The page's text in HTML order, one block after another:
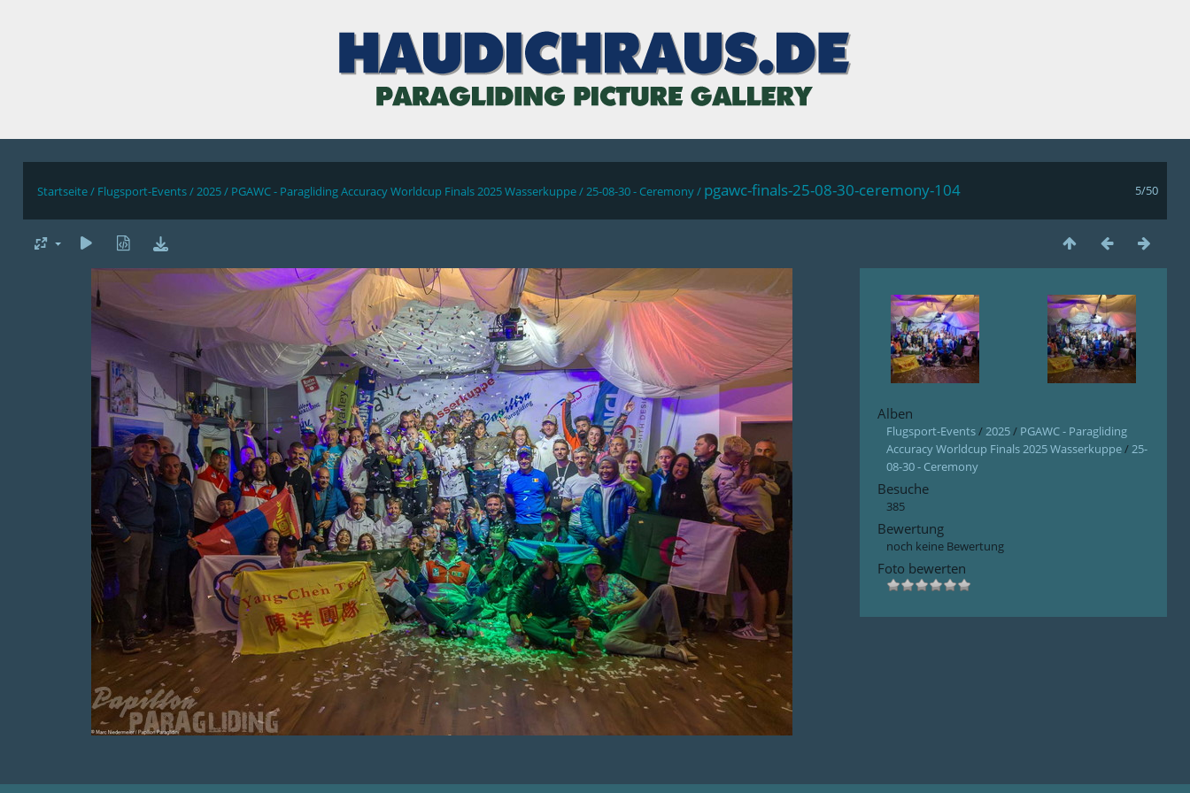
5/50
Startseite/ Flugsport-Events/2025/ PGAWC - Paragliding Accuracy Worldcup Finals 2025 Wasserkuppe/25-08-30 - Ceremony/ pgawc-finals-25-08-30-ceremony-104
Alben
Flugsport-Events/2025/ PGAWC - Paragliding
Accuracy Worldcup Finals 2025 Wasserkuppe/25-
08-30 - Ceremony
Besuche
385
Bewertung
noch keine Bewertung
Foto bewerten